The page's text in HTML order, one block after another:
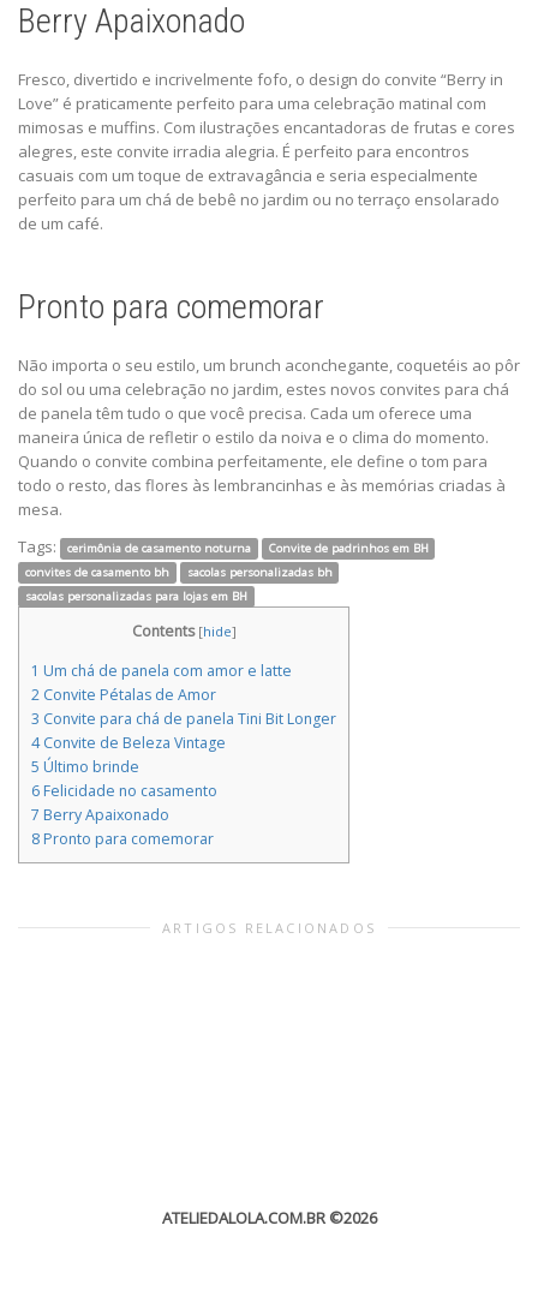
Berry Apaixonado
Fresco, divertido e incrivelmente fofo, o design do convite “Berry in
Love” é praticamente perfeito para uma celebração matinal com
mimosas e muffins. Com ilustrações encantadoras de frutas e cores
alegres, este convite irradia alegria. É perfeito para encontros
casuais com um toque de extravagância e seria especialmente
perfeito para um chá de bebê no jardim ou no terraço ensolarado
de um café.
Pronto para comemorar
Não importa o seu estilo, um brunch aconchegante, coquetéis ao pôr
do sol ou uma celebração no jardim, estes novos convites para chá
de panela têm tudo o que você precisa. Cada um oferece uma
maneira única de refletir o estilo da noiva e o clima do momento.
Quando o convite combina perfeitamente, ele define o tom para
todo o resto, das flores às lembrancinhas e às memórias criadas à
mesa.
Tags:
cerimônia de casamento noturna
Convite de padrinhos em BH
convites de casamento bh
sacolas personalizadas bh
sacolas personalizadas para lojas em BH
Contents [hide]
1 Um chá de panela com amor e latte
2 Convite Pétalas de Amor
3 Convite para chá de panela Tini Bit Longer
4Convite de Beleza Vintage
5 Último brinde
6 Felicidade no casamento
7 Berry Apaixonado
8 Pronto para comemorar
ARTIGOS RELACIONADOS
ATELIEDALOLA.COM.BR©2026